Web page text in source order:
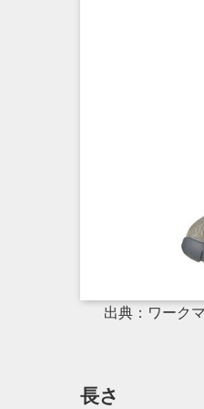
出典：ワーク
長さ